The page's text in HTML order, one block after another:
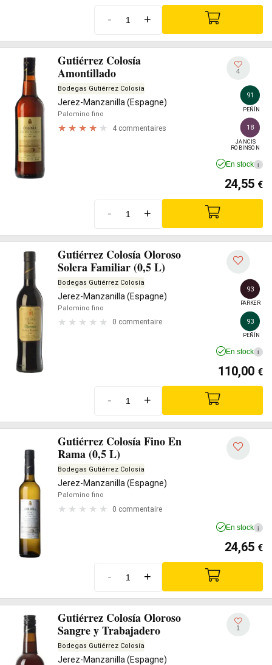
- +
Gutiérrez Colosía
Amontillado
Bodegas Gutiérrez Colosía
Jerez-Manzanilla (Espagne)
Palomino fino
4 commentaires
4
91
PEÑÍN
18
JANCIS
ROBINSON
En stock i
24,55 €
- +
Gutiérrez Colosía Oloroso
Solera Familiar (0,5 L)
Bodegas Gutiérrez Colosía
Jerez-Manzanilla (Espagne)
Palomino fino
0 commentaire
93
PARKER
93
PEÑÍN
En stock i
110,00 €
- +
Gutiérrez Colosía Fino En
Rama (0,5 L)
Bodegas Gutiérrez Colosía
Jerez-Manzanilla (Espagne)
Palomino fino
0 commentaire
En stock i
24,65 €
- +
Gutiérrez Colosía Oloroso
Sangre y Trabajadero
Bodegas Gutiérrez Colosía
Jerez-Manzanilla (Espagne)
1